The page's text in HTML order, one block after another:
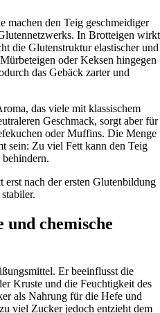
machen den Teig geschmeidiger
In Brotteigen wirkt
die Glutenstruktur elastischer und
oder Keksen hingegen
das Gebäck zarter und
das viele mit klassischem
Geschmack, sorgt aber für
oder Muffins. Die Menge
sein: Zu viel Fett kann den Teig
erst nach der ersten Glutenbildung
und chemische
Er beeinflusst die
Kruste und die Feuchtigkeit des
als Nahrung für die Hefe und
viel Zucker jedoch entzieht dem